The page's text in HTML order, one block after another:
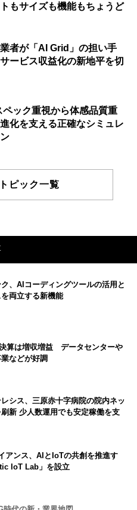
トもサイズも機能もちょうど
者が「AI Grid」の担い手
ービス収益化の新地平を切
ペック重視から体感品質重
化を支える正確なシミュレ
ピック一覧
、AIコーディングツールの活用と
両立する新機能
算は増収増益 データセンターや
などが好調
シス、三原赤十字病院の院内ネッ
刷新 少人数運用でも安定稼働を支
アンス、AIとIoTの共創を推進す
IoT Lab」を設立